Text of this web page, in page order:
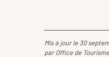
Mis à jour le 30
par Office de